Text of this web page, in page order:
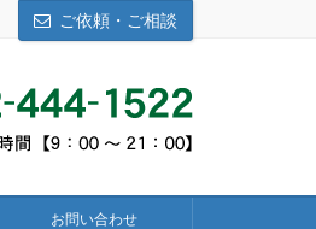
ご依頼・ご相談
お問い合わせ